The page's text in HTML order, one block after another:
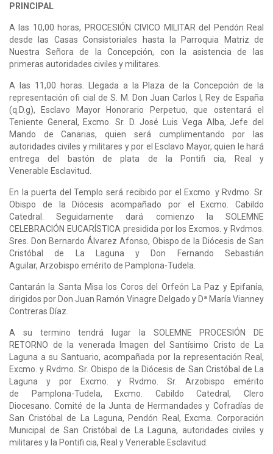
PRINCIPAL
A las 10,00 horas, PROCESIÓN CIVICO MILITAR del Pendón Real
desde las Casas Consistoriales hasta la Parroquia Matriz de
Nuestra Señora de la Concepción, con la asistencia de las
primeras autoridades civiles y militares.
A las 11,00 horas. Llegada a la Plaza de la Concepción de la
representación ofi cial de S. M. Don Juan Carlos I, Rey de España
(q.D.g), Esclavo Mayor Honorario Perpetuo, que ostentará el
Teniente General, Excmo. Sr. D. José Luis Vega Alba, Jefe del
Mando de Canarias, quien será cumplimentando por las
autoridades civiles y militares y por el Esclavo Mayor, quien le hará
entrega del bastón de plata de la Pontifi cia, Real y
Venerable Esclavitud.
En la puerta del Templo será recibido por el Excmo. y Rvdmo. Sr.
Obispo de la Diócesis acompañado por el Excmo. Cabildo
Catedral. Seguidamente dará comienzo la SOLEMNE
CELEBRACIÓN EUCARÍSTICA presidida por los Excmos. y Rvdmos.
Sres. Don Bernardo Álvarez Afonso, Obispo de la Diócesis de San
Cristóbal de La Laguna y Don Fernando Sebastián
Aguilar, Arzobispo emérito de Pamplona-Tudela.
Cantarán la Santa Misa los Coros del Orfeón La Paz y Epifanía,
dirigidos por Don Juan Ramón Vinagre Delgado y Dª María Vianney
Contreras Díaz.
A su termino tendrá lugar la SOLEMNE PROCESIÓN DE
RETORNO de la venerada Imagen del Santísimo Cristo de La
Laguna a su Santuario, acompañada por la representación Real,
Excmo. y Rvdmo. Sr. Obispo de la Diócesis de San Cristóbal de La
Laguna y por Excmo. y Rvdmo. Sr. Arzobispo emérito
de Pamplona-Tudela, Excmo. Cabildo Catedral, Clero
Diocesano. Comité de la Junta de Hermandades y Cofradías de
San Cristóbal de La Laguna, Pendón Real, Excma. Corporación
Municipal de San Cristóbal de La Laguna, autoridades civiles y
militares y la Pontifi cia, Real y Venerable Esclavitud.